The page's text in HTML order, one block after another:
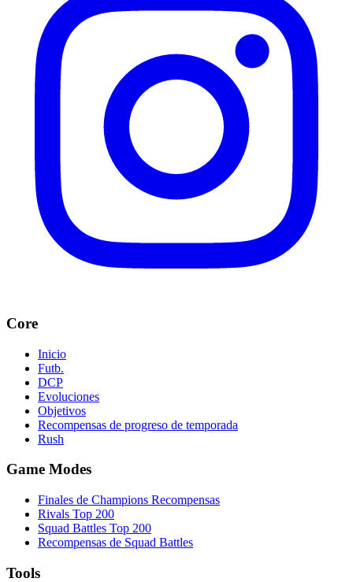
Core
Inicio
Futb.
DCP
Evoluciones
Objetivos
Recompensas de progreso de temporada
Rush
Game Modes
Finales de Champions Recompensas
Rivals Top 200
Squad Battles Top 200
Recompensas de Squad Battles
Tools